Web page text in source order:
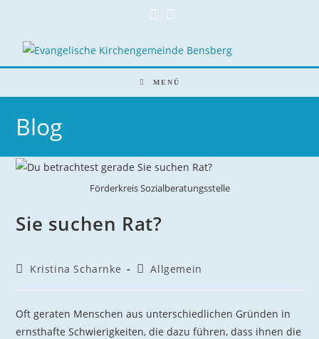
springen
MENÜ
Blog
Förderkreis Sozialberatungsstelle
Sie suchen Rat?
Beitrags-
Kristina Scharnke
Beitrags-
Allgemein
Oft geraten Menschen aus unterschiedlichen Gründen in
ernsthafte Schwierigkeiten, die dazu führen, dass ihnen die